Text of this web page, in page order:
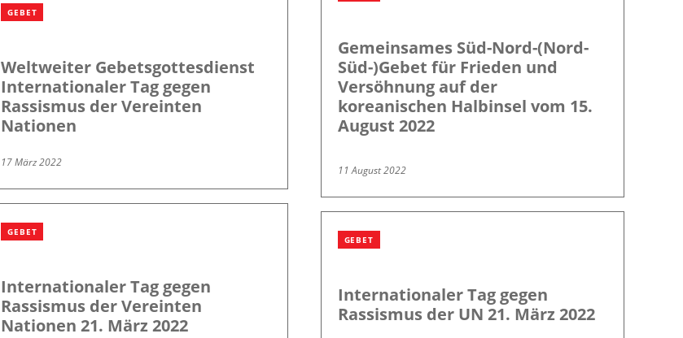
Gemeinsames Süd-Nord-(Nord-
Süd-)Gebet für Frieden und
Versöhnung auf der
koreanischen Halbinsel vom 15.
August 2022
11 August 2022
GEBET
Weltweiter Gebetsgottesdienst
Internationaler Tag gegen
Rassismus der Vereinten
Nationen
17 März 2022
GEBET
Internationaler Tag gegen
Rassismus der Vereinten
Nationen 21. März 2022
GEBET
Internationaler Tag gegen
Rassismus der UN 21. März 2022